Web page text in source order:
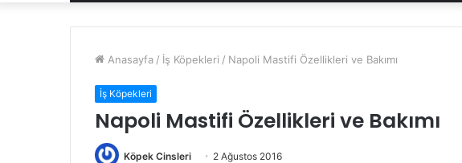
Anasayfa / İş Köpekleri / Napoli Mastifi Özellikleri ve Bakımı
İş Köpekleri
Napoli Mastifi Özellikleri ve Bakımı
Köpek Cinsleri 2 Ağustos 2016